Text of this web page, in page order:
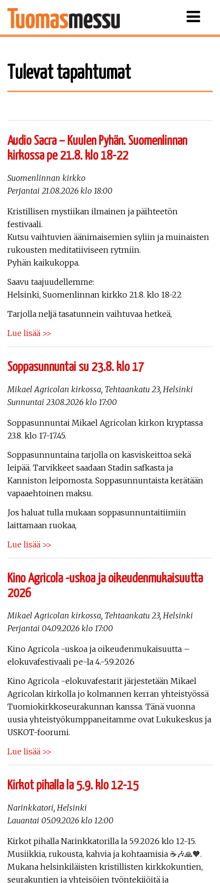
Näytä
Tulevat tapahtumat
Audio Sacra – Kuulen Pyhän. Suomenlinnan
kirkossa pe 21.8. klo 18-22
Suomenlinnan kirkko
Perjantai 21.08.2026 klo 18:00
Kristillisen mystiikan ilmainen ja päihteetön
festivaali.
Kutsu vaihtuvien äänimaisemien syliin ja muinaisten
rukousten meditatiiviseen rytmiin.
Pyhän kaikukoppa.
Saavu taajuudellemme:
Helsinki, Suomenlinnan kirkko 21.8. klo 18-22
Tarjolla neljä tasatunnein vaihtuvaa hetkeä,
Lue lisää >>
Soppasunnuntai su 23.8. klo 17
Mikael Agricolan kirkossa, Tehtaankatu 23, Helsinki
Sunnuntai 23.08.2026 klo 17:00
Soppasunnuntai Mikael Agricolan kirkon kryptassa
23.8. klo 17-17.45.
Soppasunnuntaina tarjolla on kasviskeittoa sekä
leipää. Tarvikkeet saadaan Stadin safkasta ja
Kanniston leipomosta. Soppasunnuntaista kerätään
vapaaehtoinen maksu.
Jos haluat tulla mukaan soppasunnuntaitiimiin
laittamaan ruokaa,
Lue lisää >>
Kino Agricola -uskoa ja oikeudenmukaisuutta
2026
Mikael Agricolan kirkossa, Tehtaankatu 23, Helsinki
Perjantai 04.09.2026 klo 17:00
Kino Agricola -uskoa ja oikeudenmukaisuutta –
elokuvafestivaali pe-la 4.-5.9.2026
Kino Agricola -elokuvafestarit järjestetään Mikael
Agricolan kirkolla jo kolmannen kerran yhteistyössä
Tuomiokirkkoseurakunnan kanssa. Tänä vuonna
uusia yhteistyökumppaneitamme ovat Lukukeskus ja
USKOT-foorumi.
Lue lisää >>
Kirkot pihalla la 5.9. klo 12-15
Narinkkatori, Helsinki
Lauantai 05.09.2026 klo 12:00
Kirkot pihalla Narinkkatorilla la 5.9.2026 klo 12-15.
Musiikkia, rukousta, kahvia ja kohtaamisia ☕️🎶🙏🧡.
Mukana helsinkiläisten kristillisten kirkkokuntien,
seurakuntien ja yhteisöjen työntekijöitä ja